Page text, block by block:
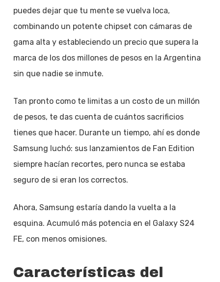
puedes dejar que tu mente se vuelva loca,
combinando un potente chipset con cámaras de
gama alta y estableciendo un precio que supera la
marca de los dos millones de pesos en la Argentina
sin que nadie se inmute.
Tan pronto como te limitas a un costo de un millón
de pesos, te das cuenta de cuántos sacrificios
tienes que hacer. Durante un tiempo, ahí es donde
Samsung luchó: sus lanzamientos de Fan Edition
siempre hacían recortes, pero nunca se estaba
seguro de si eran los correctos.
Ahora, Samsung estaría dando la vuelta a la
esquina. Acumuló más potencia en el Galaxy S24
FE, con menos omisiones.
Características del